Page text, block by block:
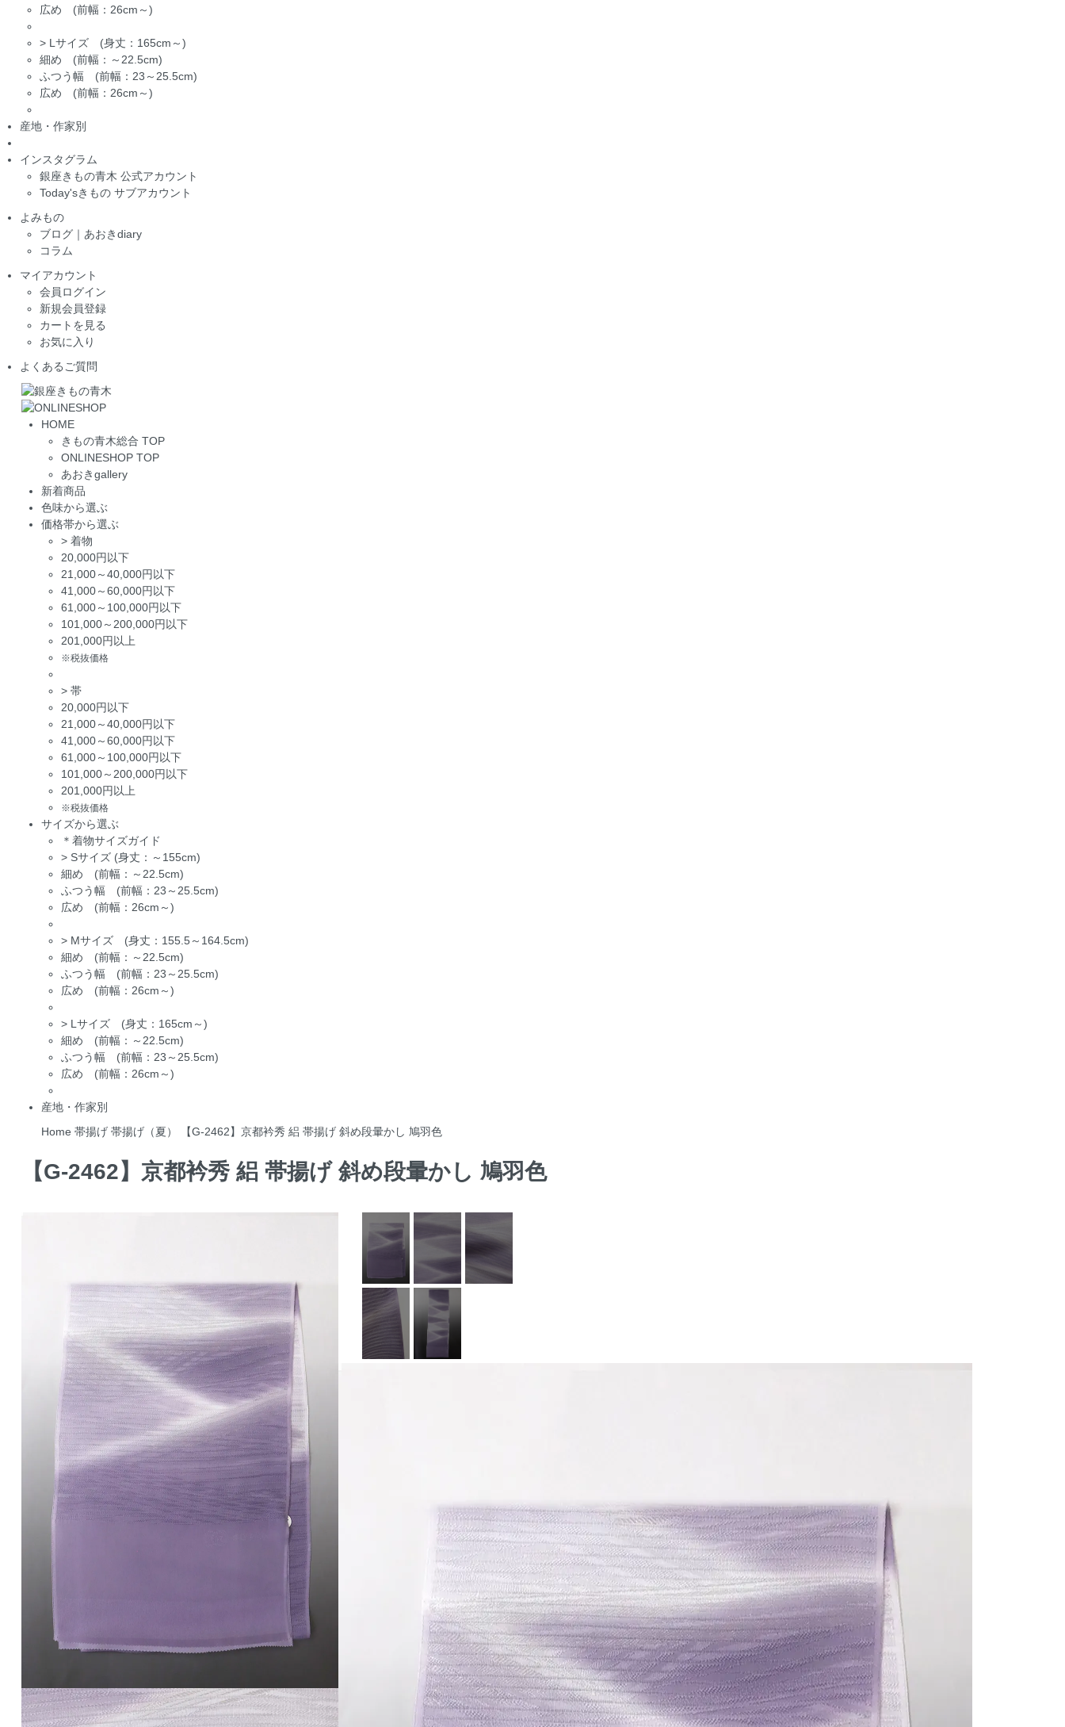
広め (前幅：26cm～)
> Lサイズ (身丈：165cm～)
細め (前幅：～22.5cm)
ふつう幅 (前幅：23～25.5cm)
広め (前幅：26cm～)
産地・作家別
インスタグラム
銀座きもの青木 公式アカウント
Today'sきもの サブアカウント
よみもの
ブログ｜あおきdiary
コラム
マイアカウント
会員ログイン
新規会員登録
カートを見る
お気に入り
よくあるご質問
HOME
きもの青木総合 TOP
ONLINESHOP TOP
あおきgallery
新着商品
色味から選ぶ
価格帯から選ぶ
> 着物
20,000円以下
21,000～40,000円以下
41,000～60,000円以下
61,000～100,000円以下
101,000～200,000円以下
201,000円以上
※税抜価格
> 帯
20,000円以下
21,000～40,000円以下
41,000～60,000円以下
61,000～100,000円以下
101,000～200,000円以下
201,000円以上
※税抜価格
サイズから選ぶ
＊着物サイズガイド
> Sサイズ (身丈：～155cm)
細め (前幅：～22.5cm)
ふつう幅 (前幅：23～25.5cm)
広め (前幅：26cm～)
> Mサイズ (身丈：155.5～164.5cm)
細め (前幅：～22.5cm)
ふつう幅 (前幅：23～25.5cm)
広め (前幅：26cm～)
> Lサイズ (身丈：165cm～)
細め (前幅：～22.5cm)
ふつう幅 (前幅：23～25.5cm)
広め (前幅：26cm～)
産地・作家別
Home 帯揚げ 帯揚げ（夏） 【G-2462】京都衿秀 絽 帯揚げ 斜め段暈かし 鳩羽色
【G-2462】京都衿秀 絽 帯揚げ 斜め段暈かし 鳩羽色